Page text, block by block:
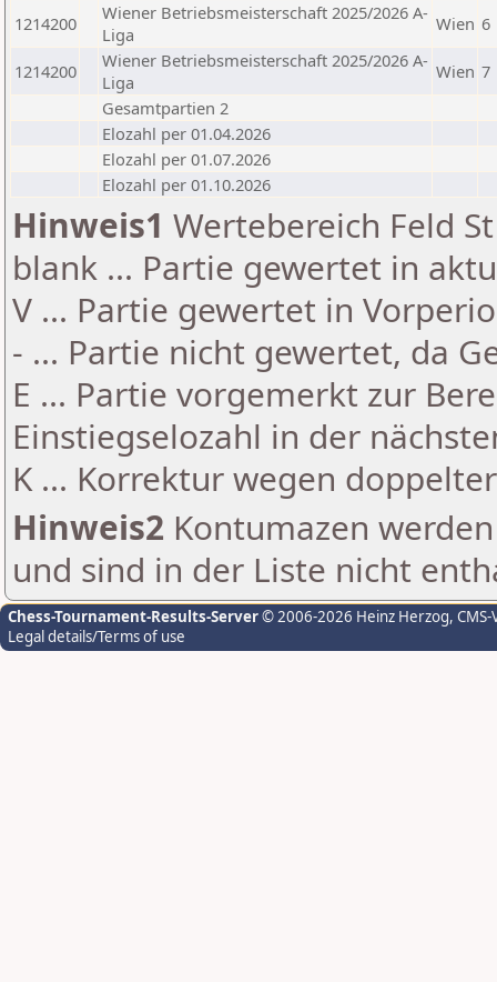
1214200
Wiener Betriebsmeisterschaft 2025/2026 A-
Liga
Wien 6
1214200
Wiener Betriebsmeisterschaft 2025/2026 A-
Liga
Wien 7
Gesamtpartien 2
Elozahl per 01.04.2026
Elozahl per 01.07.2026
Elozahl per 01.10.2026
Hinweis1 Wertebereich Feld
blank ... Partie gewertet in
V ... Partie gewertet in
- ... Partie nicht gewertet, da
E ... Partie vorgemerkt zur
Einstiegselozahl in der
K ... Korrektur wegen
Hinweis2 Kontumazen
und sind in der Liste nicht
Chess-Tournament-Results-Server© 2006-2026 Heinz Herzog,
Legal details/Terms of use